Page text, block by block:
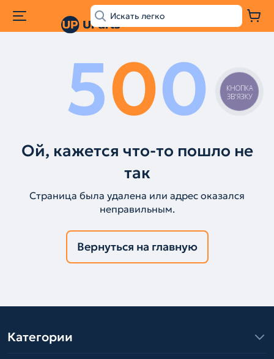
500
Ой, кажется что-то пошло не
так
Страница была удалена или адрес оказался
неправильным.
Вернуться на главную
Категории
КНОПКА
ЗВ'ЯЗКУ